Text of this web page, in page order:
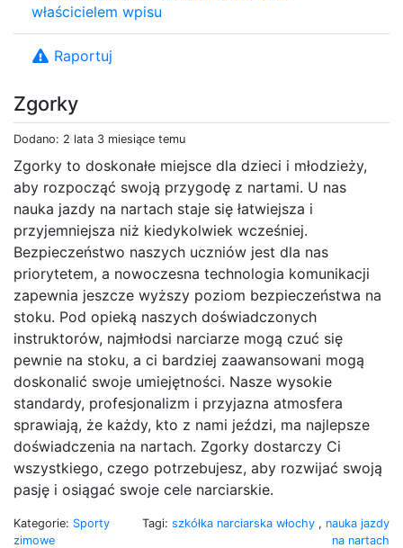
Zgorky
Dodano: 2 lata 3 miesiące temu
Zgorky to doskonałe miejsce dla dzieci i młodzieży,
aby rozpocząć swoją przygodę z nartami. U nas
nauka jazdy na nartach staje się łatwiejsza i
przyjemniejsza niż kiedykolwiek wcześniej.
Bezpieczeństwo naszych uczniów jest dla nas
priorytetem, a nowoczesna technologia komunikacji
zapewnia jeszcze wyższy poziom bezpieczeństwa na
stoku. Pod opieką naszych doświadczonych
instruktorów, najmłodsi narciarze mogą czuć się
pewnie na stoku, a ci bardziej zaawansowani mogą
doskonalić swoje umiejętności. Nasze wysokie
standardy, profesjonalizm i przyjazna atmosfera
sprawiają, że każdy, kto z nami jeździ, ma najlepsze
doświadczenia na nartach. Zgorky dostarczy Ci
wszystkiego, czego potrzebujesz, aby rozwijać swoją
pasję i osiągać swoje cele narciarskie.
Kategorie: Sporty
zimowe
Tagi: szkółka narciarska włochy , nauka jazdy
na nartach
właścicielem wpisu
Raportuj